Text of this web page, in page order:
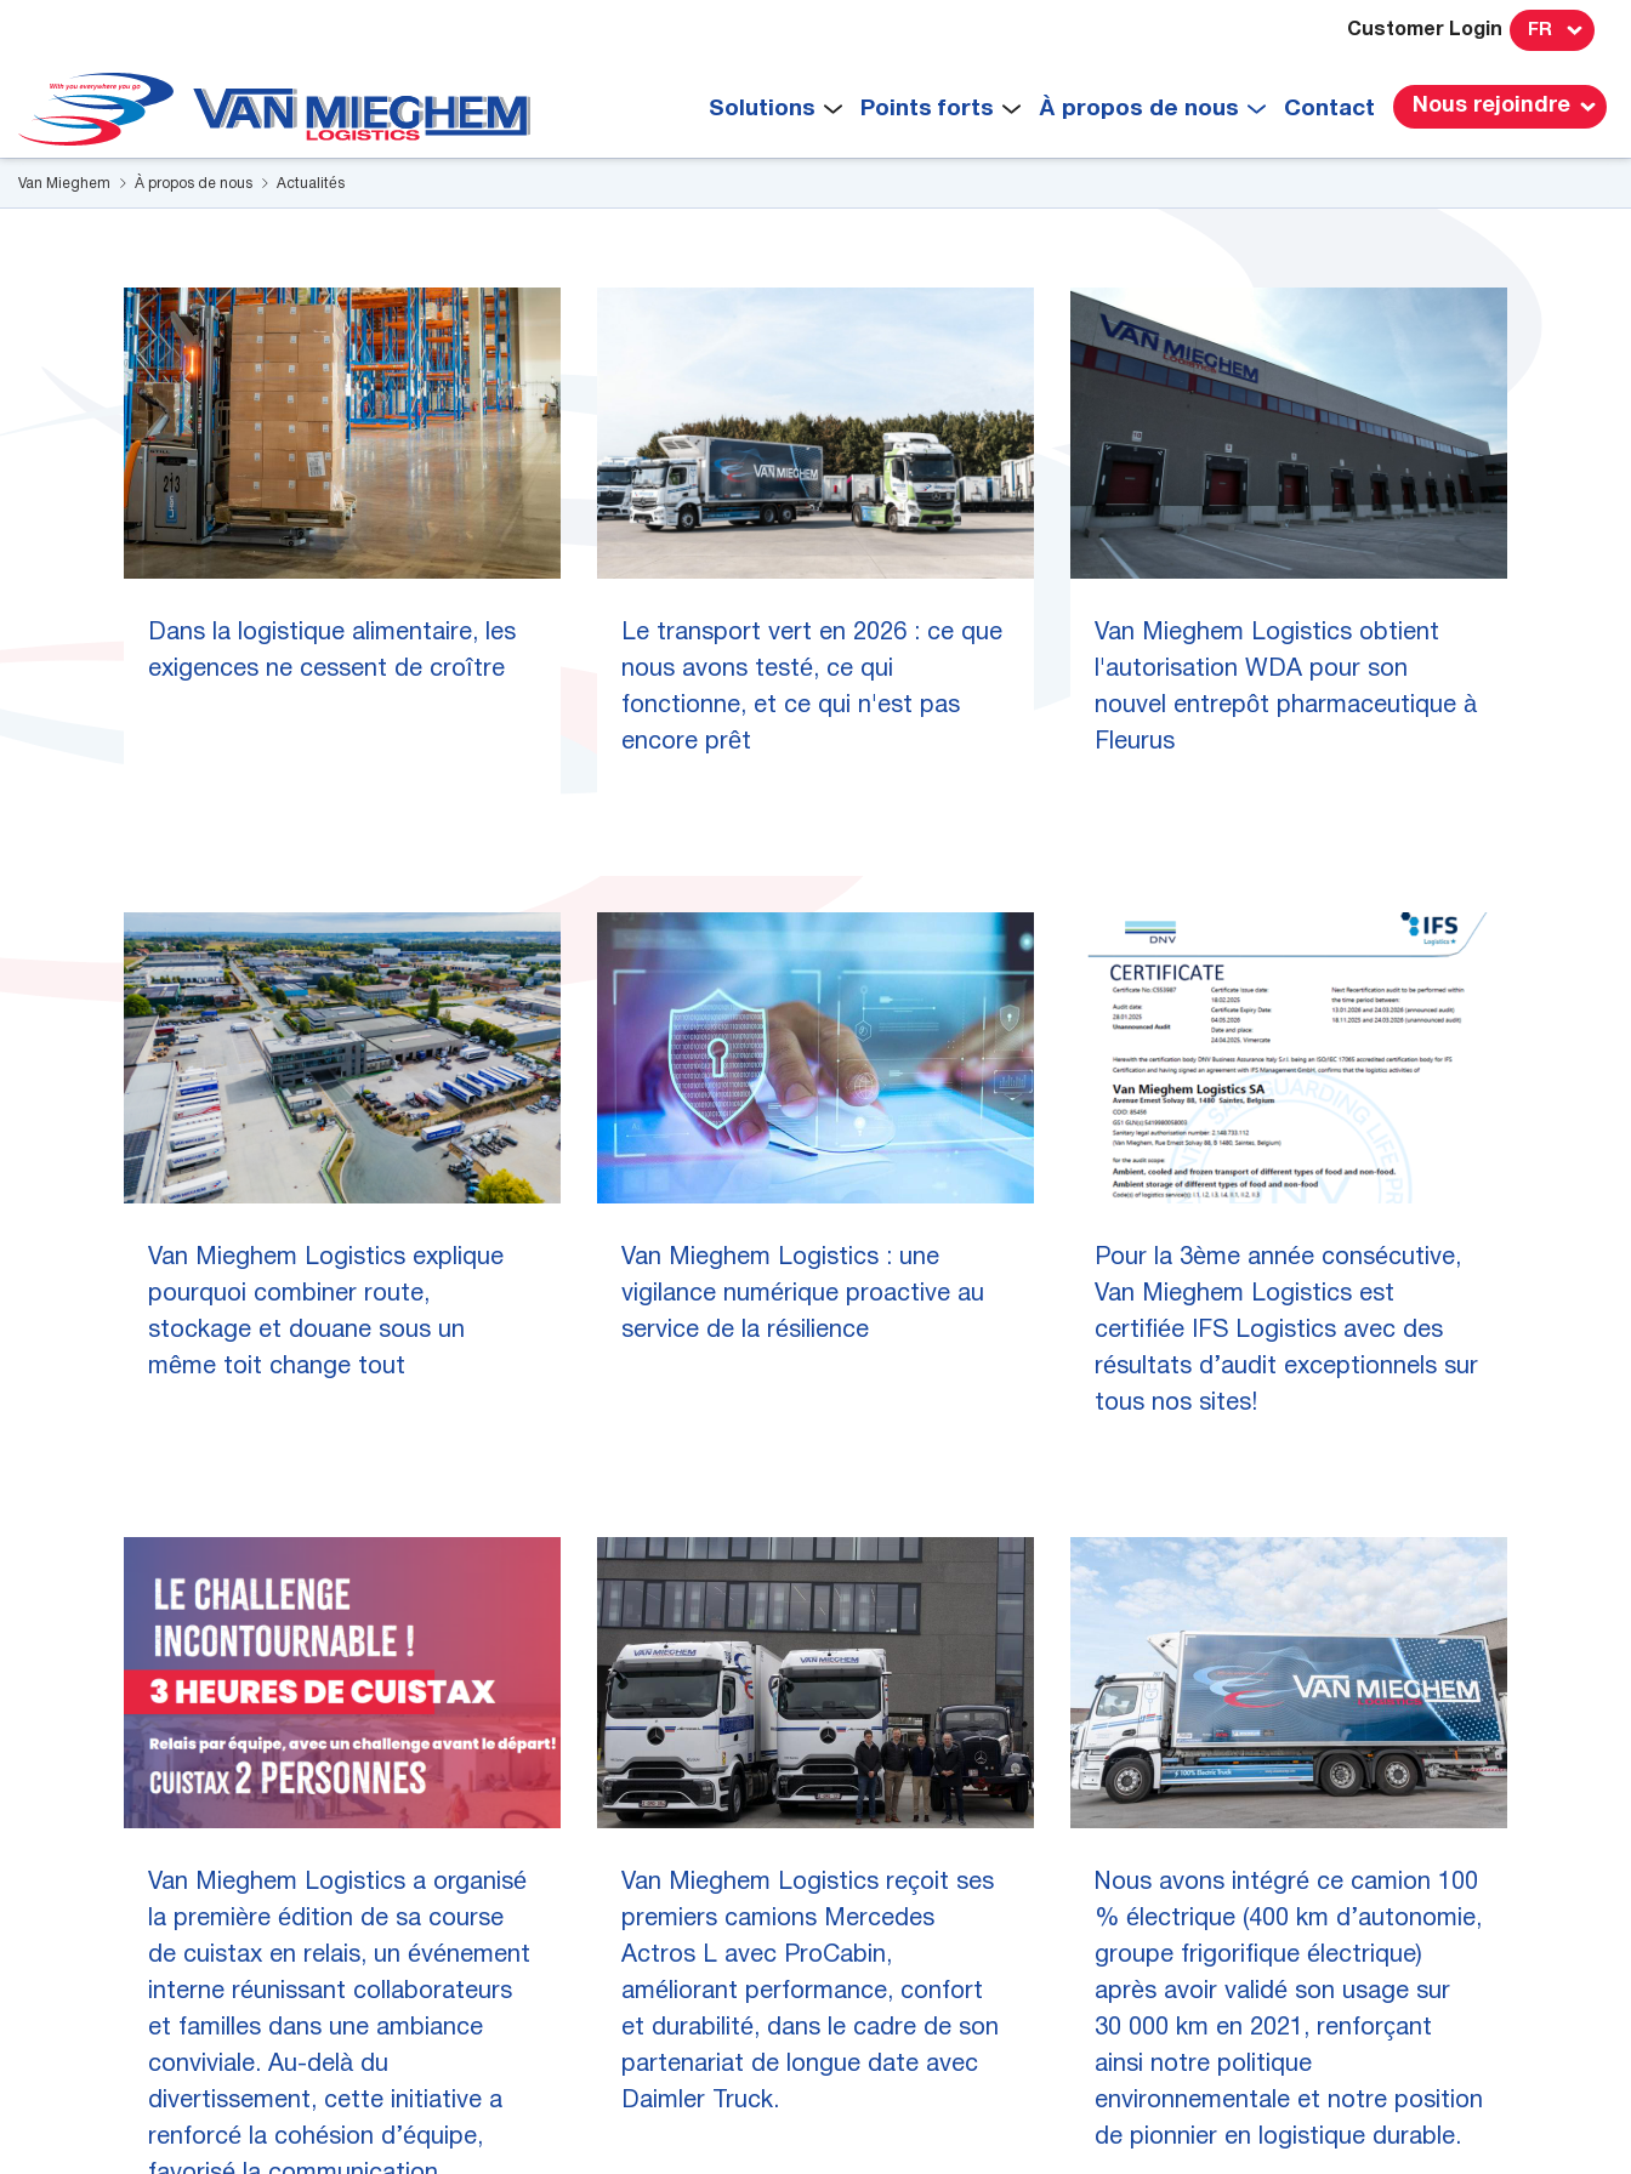
Customer Login FR
Solutions Points forts À propos de nous Contact Nous rejoindre
Van Mieghem À propos de nous Actualités
Dans la logistique alimentaire, les
exigences ne cessent de croître
Le transport vert en 2026 : ce que
nous avons testé, ce qui
fonctionne, et ce qui n'est pas
encore prêt
Van Mieghem Logistics obtient
l'autorisation WDA pour son
nouvel entrepôt pharmaceutique à
Fleurus
Van Mieghem Logistics explique
pourquoi combiner route,
stockage et douane sous un
même toit change tout
Van Mieghem Logistics : une
vigilance numérique proactive au
service de la résilience
Pour la 3ème année consécutive,
Van Mieghem Logistics est
certifiée IFS Logistics avec des
résultats d’audit exceptionnels sur
tous nos sites!
Van Mieghem Logistics a organisé
la première édition de sa course
de cuistax en relais, un événement
interne réunissant collaborateurs
et familles dans une ambiance
conviviale. Au-delà du
divertissement, cette initiative a
renforcé la cohésion d’équipe,
Van Mieghem Logistics reçoit ses
premiers camions Mercedes
Actros L avec ProCabin,
améliorant performance, confort
et durabilité, dans le cadre de son
partenariat de longue date avec
Daimler Truck.
Nous avons intégré ce camion 100
% électrique (400 km d’autonomie,
groupe frigorifique électrique)
après avoir validé son usage sur
30 000 km en 2021, renforçant
ainsi notre politique
environnementale et notre position
de pionnier en logistique durable.